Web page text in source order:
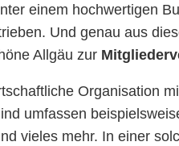
einem hochwertigen
Und genau aus
Allgäu zur
Organisation
umfassen
vieles mehr. In einer